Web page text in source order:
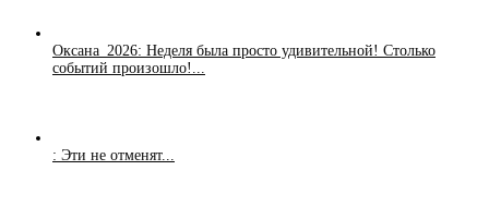
Оксана_2026: Неделя была просто удивительной! Столько
событий произошло!...
: Эти не отменят...